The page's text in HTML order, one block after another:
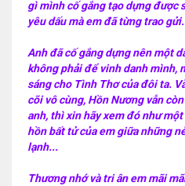
gì mình cố gắng tạo dựng được
yêu dấu mà em đã từng trao gửi.
Anh đã cố gắng dựng nên một
không phải để vinh danh mình,
sáng cho Tình Thơ của đôi ta.
cõi vô cùng, Hồn Nương vẫn
anh, thì xin hãy xem đó như
hồn bất tử của em giữa những
lạnh...
Thương nhớ và tri ân em mãi